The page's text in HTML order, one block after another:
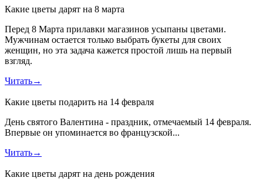
Какие цветы дарят на 8 марта
Перед 8 Марта прилавки магазинов усыпаны цветами.
Мужчинам остается только выбрать букеты для своих
женщин, но эта задача кажется простой лишь на первый
взгляд.
Читать→
Какие цветы подарить на 14 февраля
День святого Валентина - праздник, отмечаемый 14 февраля.
Впервые он упоминается во французской...
Читать→
Какие цветы дарят на день рождения